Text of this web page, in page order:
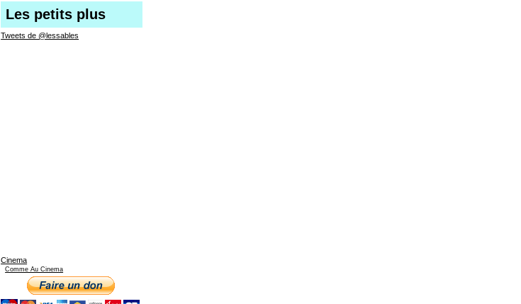
Les petits plus
Tweets de @lessables
Cinema
Comme Au Cinema